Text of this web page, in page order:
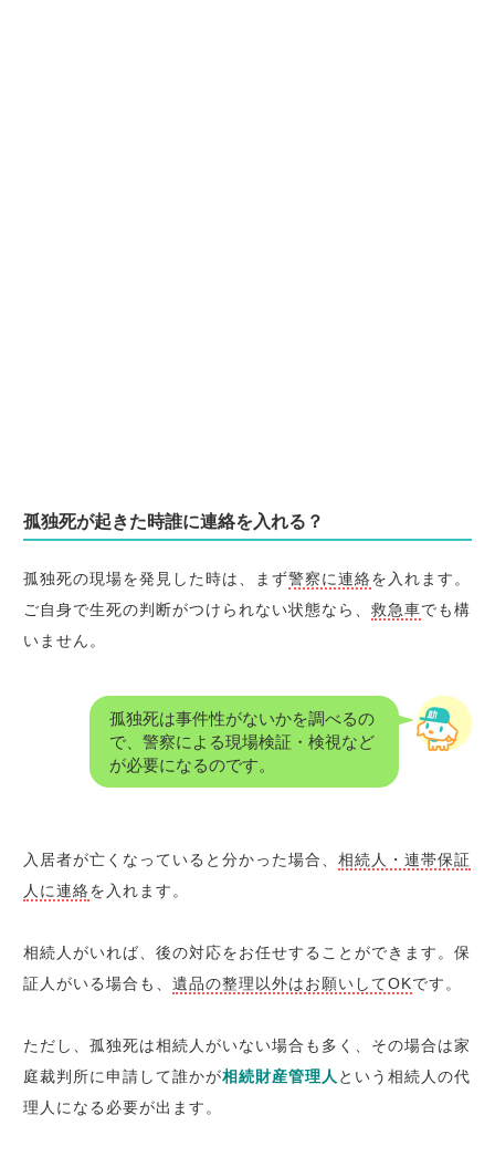
孤独死が起きた時誰に連絡を入れる？
孤独死の現場を発見した時は、まず警察に連絡を入れます。
ご自身で生死の判断がつけられない状態なら、救急車でも構
いません。
孤独死は事件性がないかを調べるの
で、警察による現場検証・検視など
が必要になるのです。
入居者が亡くなっていると分かった場合、相続人・連帯保証
人に連絡を入れます。
相続人がいれば、後の対応をお任せすることができます。保
証人がいる場合も、遺品の整理以外はお願いしてOKです。
ただし、孤独死は相続人がいない場合も多く、その場合は家
庭裁判所に申請して誰かが相続財産管理人 という相続人の代
理人になる必要が出ます。